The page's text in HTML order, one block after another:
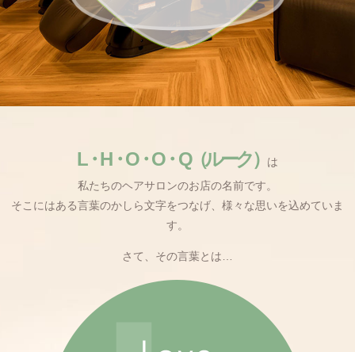
L・H・O・O・Q（ルーク）
は
私たちのヘアサロンのお店の名前です。
そこにはある言葉のかしら文字をつなげ、様々な思いを込めていま
す。
さて、その言葉とは…